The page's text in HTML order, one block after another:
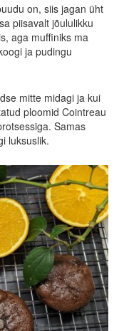
on, siis jagan üht
piisavalt jõululikku
aga muffiniks ma
ja pudingu
mitte midagi ja kui
ploomid Cointreau
Samas
luksuslik.